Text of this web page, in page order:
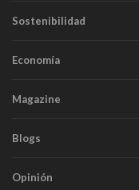
Sostenibilidad
Economía
Magazine
Blogs
Opinión